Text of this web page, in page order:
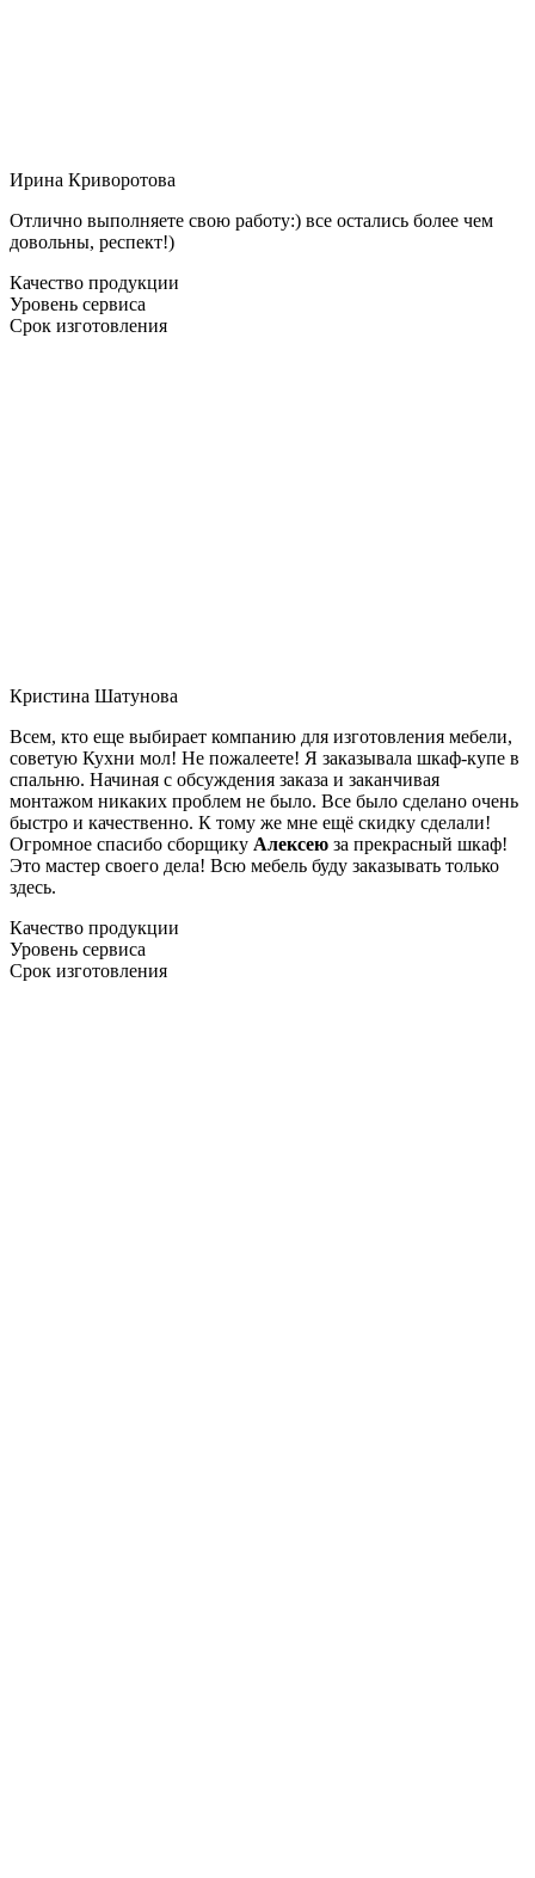
Ирина Криворотова
Отлично выполняете свою работу:) все остались более чем
довольны, респект!)
Качество продукции
Уровень сервиса
Срок изготовления
Кристина Шатунова
Всем, кто еще выбирает компанию для изготовления мебели,
советую Кухни мол! Не пожалеете! Я заказывала шкаф-купе в
спальню. Начиная с обсуждения заказа и заканчивая
монтажом никаких проблем не было. Все было сделано очень
быстро и качественно. К тому же мне ещё скидку сделали!
Огромное спасибо сборщику Алексею за прекрасный шкаф!
Это мастер своего дела! Всю мебель буду заказывать только
здесь.
Качество продукции
Уровень сервиса
Срок изготовления